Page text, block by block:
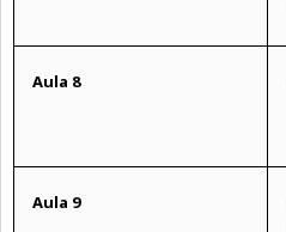
Aula 8
Aula 9